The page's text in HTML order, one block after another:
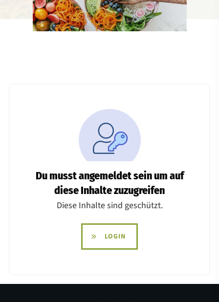
Du musst angemeldet sein um auf
diese Inhalte zuzugreifen
Diese Inhalte sind geschützt.
LOGIN